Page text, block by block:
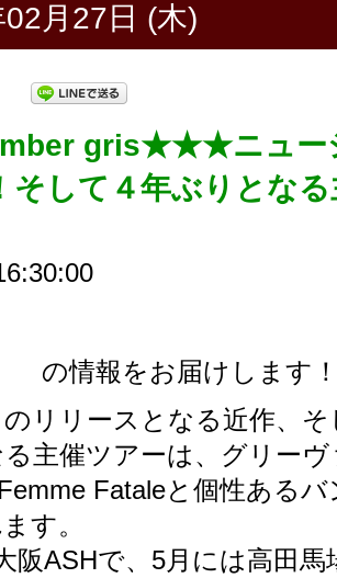
月27日 (木)
gris★★★ニュー
そして４年ぶりとな
の情報をお届けします
リリースとなる近作、
主催ツアーは、グリーヴ
Fataleと個性ある
す。
阪ASHで、5月には高田馬